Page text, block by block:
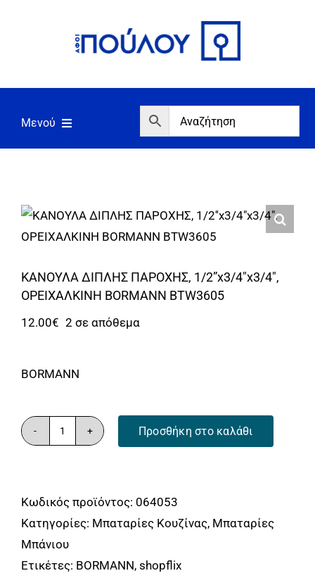
Μενού
Σπίτι/Κήπος/Αγροτικά
Γεννήτριες/Συγκόλληση
Αναλώσιμα
Περισσότερα
ΚΑΝΟΥΛΑ ΔΙΠΛΗΣ ΠΑΡΟΧΗΣ, 1/2”x3/4″x3/4″,
ΟΡΕΙΧΑΛΚΙΝΗ BORMANN BTW3605
12.00€ 2 σε απόθεμα
BORMANN
ΚΑΝΟΥΛΑ
1/2''x3/4"x3/4",
ΟΡΕΙΧΑΛΚΙΝΗ
BORMANN
BTW3605
Προσθήκη στο καλάθι
Κωδικός προϊόντος: 064053
Κατηγορίες: Μπαταρίες Κουζίνας, Μπαταρίες
Μπάνιου
Ετικέτες: BORMANN, shopflix